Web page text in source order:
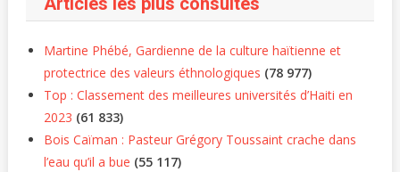
Martine Phébé, Gardienne de la culture haïtienne et
protectrice des valeurs éthnologiques (78 977)
Top : Classement des meilleures universités d’Haiti en
2023 (61 833)
Bois Caïman : Pasteur Grégory Toussaint crache dans
l’eau qu’il a bue (55 117)